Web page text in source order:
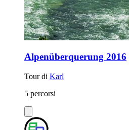
Alpenüberquerung 2016
Tour di Karl
5 percorsi